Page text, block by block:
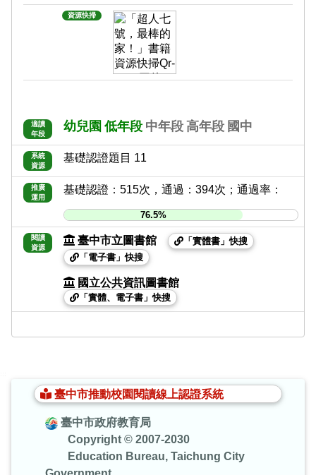
資源快掃
適讀
年段
幼兒園 低年段 中年段 高年段 國中
系統
資源
基礎認證題目 11
推廣
運用
基礎認證：515次，通過：394次；通過率：
76.5%
閱讀
資源
臺中市立圖書館
「實體書」快搜
「電子書」快搜
國立公共資訊圖書館
「實體、電子書」快搜
臺中市推動校園閱讀線上認證系統
臺中市政府教育局
Copyright © 2007-2030
Education Bureau, Taichung City